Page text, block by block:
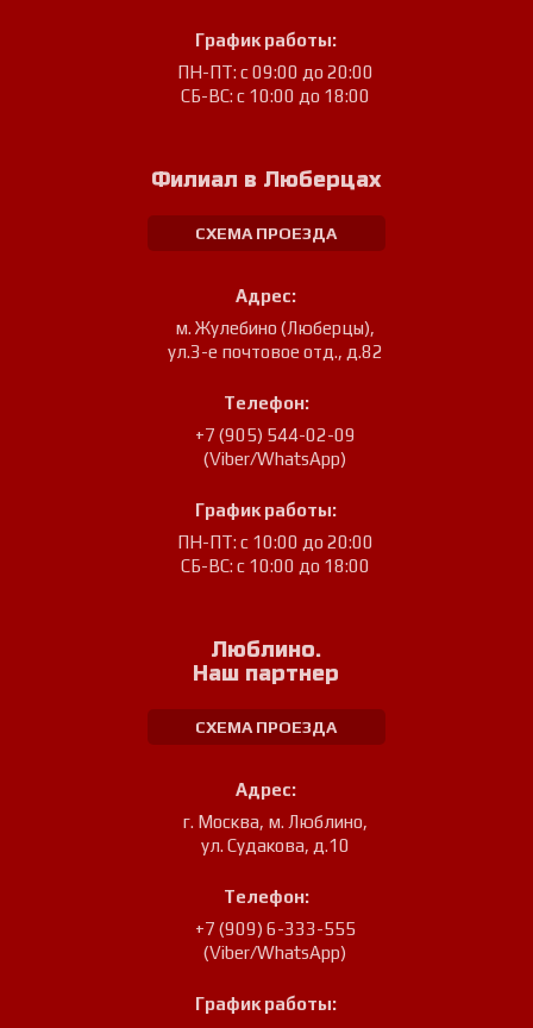
График работы:
ПН-ПТ: с 09:00 до 20:00
СБ-ВС: с 10:00 до 18:00
Филиал в Люберцах
СХЕМА ПРОЕЗДА
Адрес:
м. Жулебино (Люберцы),
ул.3-е почтовое отд., д.82
Телефон:
+7 (905) 544-02-09
(Viber/WhatsApp)
График работы:
ПН-ПТ: с 10:00 до 20:00
СБ-ВС: с 10:00 до 18:00
Люблино.
Наш партнер
СХЕМА ПРОЕЗДА
Адрес:
г. Москва, м. Люблино,
ул. Судакова, д.10
Телефон:
+7 (909) 6-333-555
(Viber/WhatsApp)
График работы: